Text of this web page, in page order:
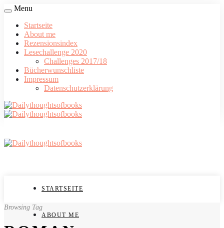
Menu
Startseite
About me
Rezensionsindex
Lesechallenge 2020
Challenges 2017/18
Bücherwunschliste
Impressum
Datenschutzerklärung
STARTSEITE
ABOUT ME
Browsing Tag